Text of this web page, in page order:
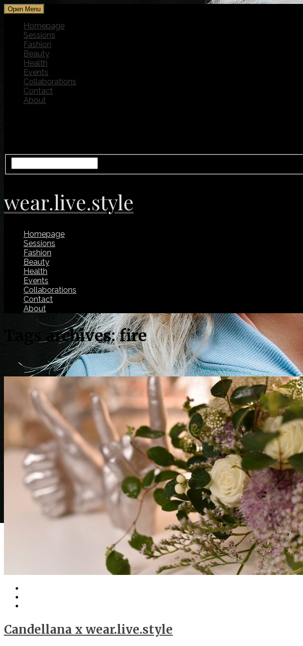
Open Menu
Homepage
Sessions
Fashion
Beauty
Health
Events
Collaborations
Contact
About
wear.live.style
Homepage
Sessions
Fashion
Beauty
Health
Events
Collaborations
Contact
About
Tags archives: fire
Candellana x wear.live.style